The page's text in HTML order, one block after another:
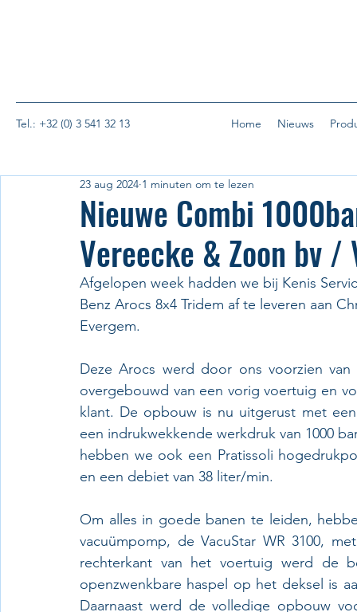
Tel.: +32 (0) 3 541 32 13 Home Nieuws
Nieuwe Combi
Vereecke & Zoon bv
23 aug 2024 1 minuten om te lezen
Afgelopen week hadden we bij Kenis
Benz Arocs 8x4 Tridem af te leveren aan
Evergem.
Deze Arocs werd door ons voorzien
overgebouwd van een vorig voertuig en
klant. De opbouw is nu uitgerust met
een indrukwekkende werkdruk van 1000
hebben we ook een Pratissoli
en een debiet van 38 liter/min.
Om alles in goede banen te leiden,
vacuümpomp, de VacuStar WR 3100,
rechterkant van het voertuig werd de
openzwenkbare haspel op het deksel is
Daarnaast werd de volledige opbouw